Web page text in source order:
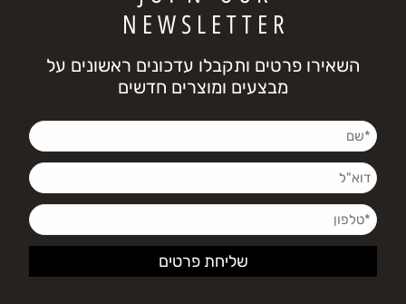
N E W S L E T T E R
השאירו פרטים ותקבלו עדכונים ראשונים על
מבצעים ומוצרים חדשים